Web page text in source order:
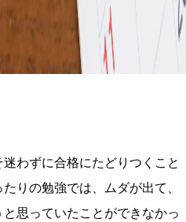
わずに合格にたどりつくこと
りの勉強では、ムダが出て、
思っていたことができなかっ